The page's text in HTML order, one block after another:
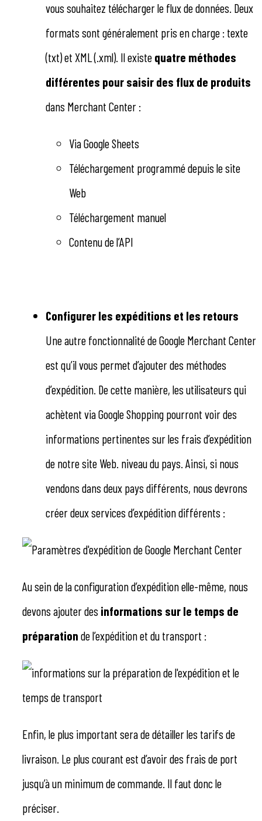
vous souhaitez télécharger le flux de données. Deux
formats sont généralement pris en charge : texte
(txt) et XML (.xml). Il existe quatre méthodes
différentes pour saisir des flux de produits
dans Merchant Center :
Via Google Sheets
Téléchargement programmé depuis le site
Web
Téléchargement manuel
Contenu de l’API
Configurer les expéditions et les retours
Une autre fonctionnalité de Google Merchant Center
est qu’il vous permet d’ajouter des méthodes
d’expédition. De cette manière, les utilisateurs qui
achètent via Google Shopping pourront voir des
informations pertinentes sur les frais d’expédition
de notre site Web. niveau du pays. Ainsi, si nous
vendons dans deux pays différents, nous devrons
créer deux services d’expédition différents :
Au sein de la configuration d’expédition elle-même, nous
devons ajouter des informations sur le temps de
préparation de l’expédition et du transport :
Enfin, le plus important sera de détailler les tarifs de
livraison. Le plus courant est d’avoir des frais de port
jusqu’à un minimum de commande. Il faut donc le
préciser.